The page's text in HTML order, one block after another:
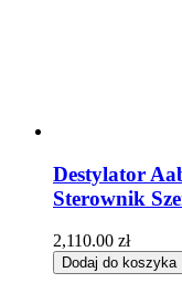
Destylator
Sterownik
2,110.00 zł
Dodaj do koszyka